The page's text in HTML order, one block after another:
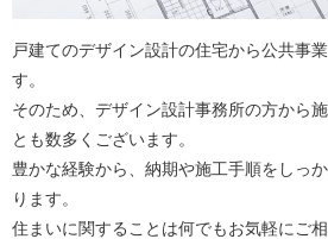
戸建てのデザイン設計の住宅から公共事
す。
そのため、デザイン設計事務所の方から
とも数多くございます。
豊かな経験から、納期や施工手順をしっ
ります。
住まいに関することは何でもお気軽にご相